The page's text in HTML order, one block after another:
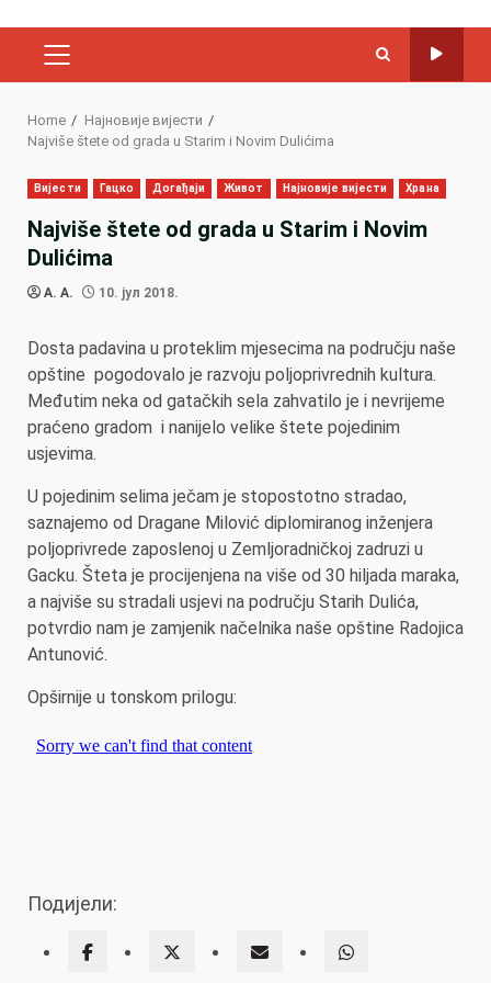
PRIMARY
Home
Најновије вијести
Najviše štete od grada u Starim i Novim Dulićima
Вијести Гацко Догађаји Живот Најновије вијести Храна
Najviše štete od grada u Starim i Novim
Dulićima
A. A. 10. јул 2018.
Dosta padavina u proteklim mjesecima na području naše
opštine pogodovalo je razvoju poljoprivrednih kultura.
Međutim neka od gatačkih sela zahvatilo je i nevrijeme
praćeno gradom i nanijelo velike štete pojedinim
usjevima.
U pojedinim selima ječam je stopostotno stradao,
saznajemo od Dragane Milović diplomiranog inženjera
poljoprivrede zaposlenoj u Zemljoradničkoj zadruzi u
Gacku. Šteta je procijenjena na više od 30 hiljada maraka,
a najviše su stradali usjevi na području Starih Dulića,
potvrdio nam je zamjenik načelnika naše opštine Radojica
Antunović.
Opširnije u tonskom prilogu:
Подијели: